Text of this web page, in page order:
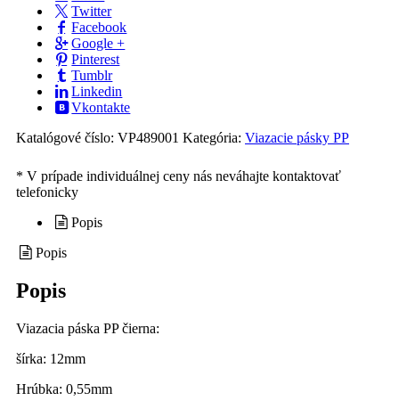
Twitter
Facebook
Google +
Pinterest
Tumblr
Linkedin
Vkontakte
Katalógové číslo: VP489001 Kategória: Viazacie pásky PP
Popis
Popis
Popis
Viazacia páska PP čierna:
šírka: 12mm
Hrúbka: 0,55mm